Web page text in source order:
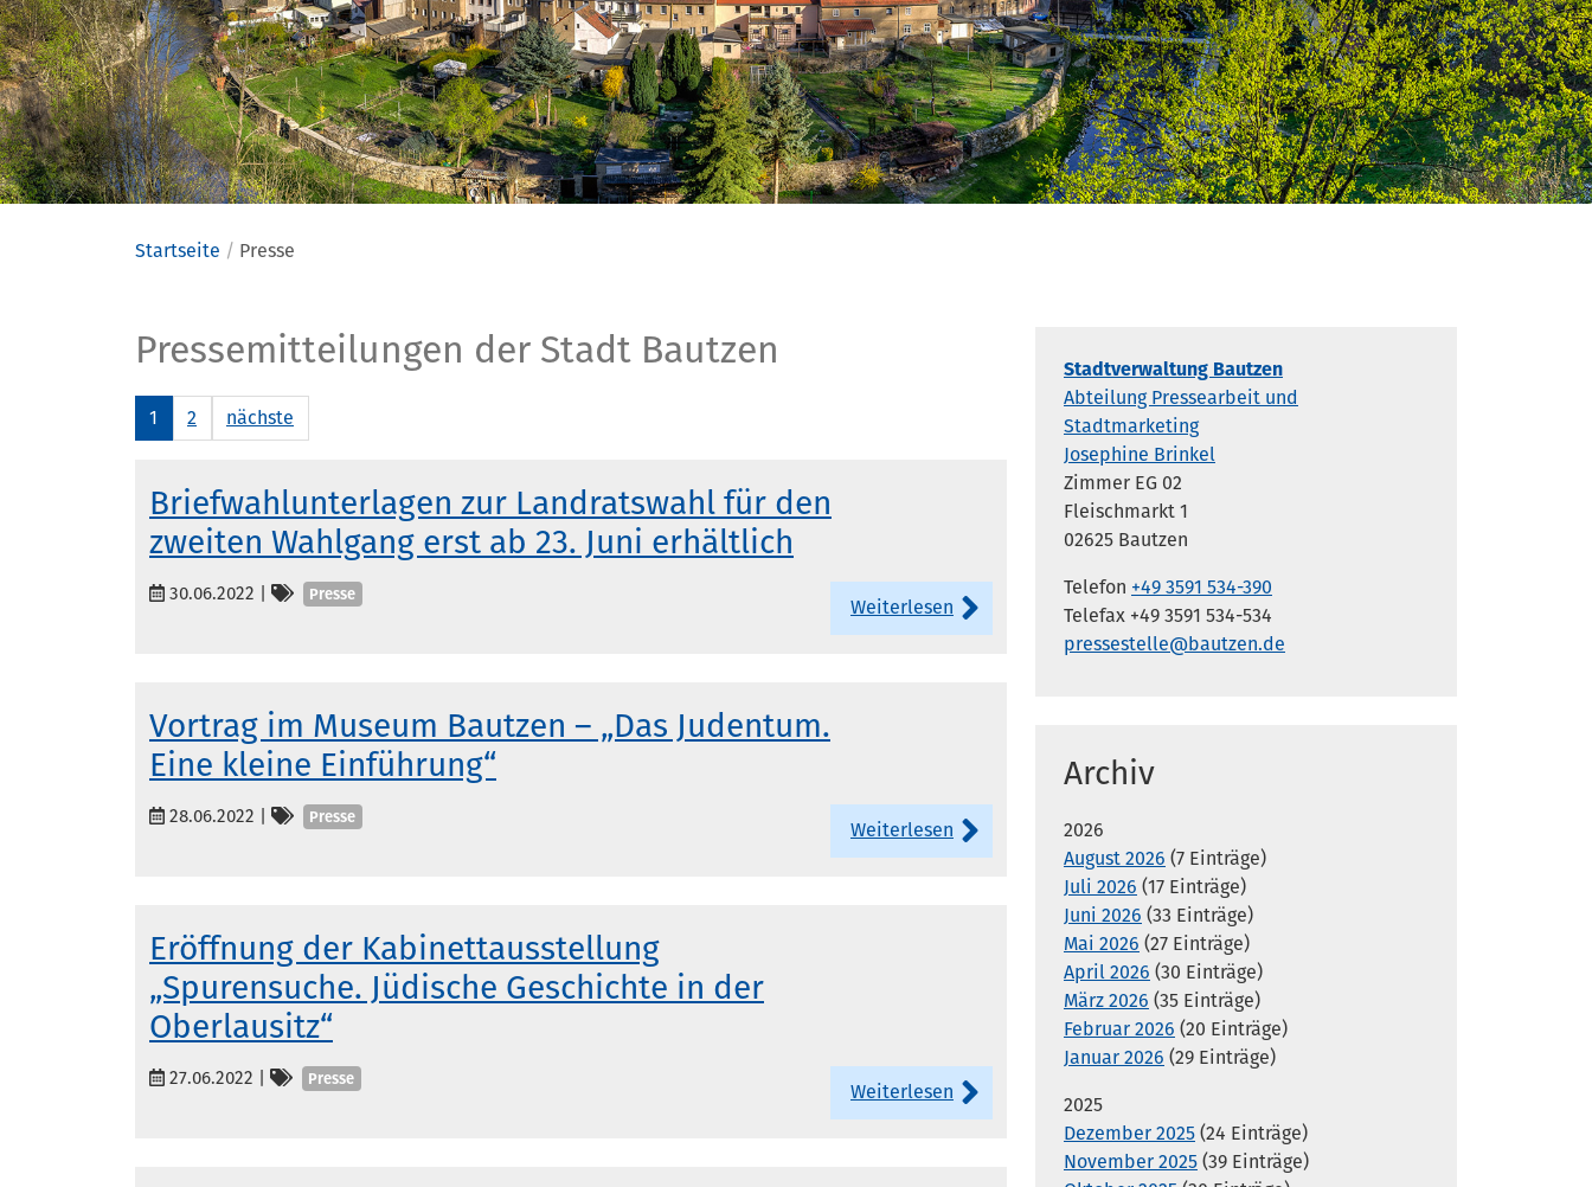
Startseite Presse
Presse
Pressemitteilungen der Stadt Bautzen
1 2 nächste
Briefwahlunterlagen zur Landratswahl für den
zweiten Wahlgang erst ab 23. Juni erhältlich
30.06.2022 | Kategorien
Presse
Weiterlesen
Vortrag im Museum Bautzen – „Das Judentum.
Eine kleine Einführung“
28.06.2022 | Kategorien
Presse
Weiterlesen
Eröffnung der Kabinettausstellung
„Spurensuche. Jüdische Geschichte in der
Oberlausitz“
27.06.2022 | Kategorien
Presse
Weiterlesen
Stadtverwaltung Bautzen
Abteilung Pressearbeit und
Stadtmarketing
Josephine Brinkel
Zimmer EG 02
Fleischmarkt 1
02625 Bautzen
Telefon +49 3591 534-390
Telefax +49 3591 534-534
pressestelle@bautzen.de
Archiv
2026
August 2026 (7 Einträge)
Juli 2026 (17 Einträge)
Juni 2026 (33 Einträge)
Mai 2026 (27 Einträge)
April 2026 (30 Einträge)
März 2026 (35 Einträge)
Februar 2026 (20 Einträge)
Januar 2026 (29 Einträge)
2025
Dezember 2025 (24 Einträge)
November 2025 (39 Einträge)